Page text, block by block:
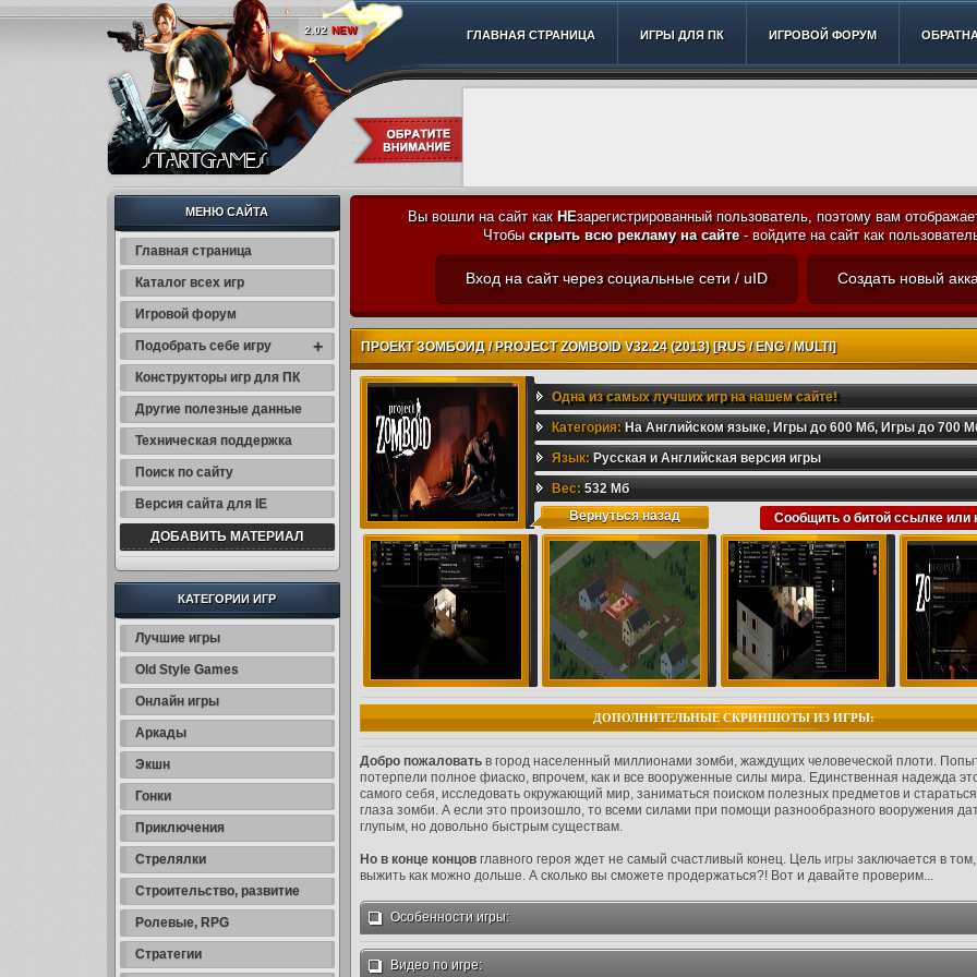
2.02 NEW ГЛАВНАЯ СТРАНИЦА ИГРЫ ДЛЯ ПК ИГРОВОЙ ФОРУМ
Вы вошли на сайт как НЕзарегистрированный пользователь, поэтому вам
Чтобыскрыть всю рекламу на сайте- войдите на сайт как
Вход на сайт через социальные сети / uID Создать новый
ПРОЕКТ ЗОМБОИД / PROJECT ZOMBOID V32.24 (2013) [RUS / ENG / MULTI]
Одна из самых лучших игр на нашем сайте!
Категория: На Английском языке, Игры до 600 Мб, Игры до 700
800 Мб,Игры до 900 Мб,Игры до 1 Гб,Игры до 2 Гб
Гб,Игры до 5 Гб
до 10 Гб,Лучшие игры 2013 По прямой ссылке,Стрелялки,Игры
На Русском языке, Лучшие игры,3D,Песочницы,Зомби,
Язык: Русская и Английская версия игры
Вес: 532 Мб
Вернуться назад
Сообщить о битой ссылке или
ДОПОЛНИТЕЛЬНЫЕ СКРИНШОТЫ ИЗ ИГРЫ:
Добро пожаловатьв город населенный миллионами зомби, жаждущих человеческой плоти.
потерпели полное фиаско, впрочем, как и все вооруженные силы мира. Единственная надежда
самого себя, исследовать окружающий мир, заниматься поиском полезных предметов и
глаза зомби. А если это произошло, то всеми силами при помощи разнообразного вооружения
глупым, но довольно быстрым существам.
Но в конце концовглавного героя ждет не самый счастливый конец. Цель игры заключается в
выжить как можно дольше. А сколько вы сможете продержаться?! Вот и давайте проверим...
Особенности игры:
Видео по игре:
МЕНЮ САЙТА
Главная страница
Каталог всех игр
Игровой форум
Подобрать себе игру +
Конструкторы игр для ПК
Другие полезные данные
Техническая поддержка
Поиск по сайту
Версия сайта для IE
ДОБАВИТЬ МАТЕРИАЛ
КАТЕГОРИИ ИГР
Лучшие игры
Old Style Games
Онлайн игры
Аркады
Экшн
Гонки
Приключения
Стрелялки
Строительство, развитие
Ролевые, RPG
Стратегии